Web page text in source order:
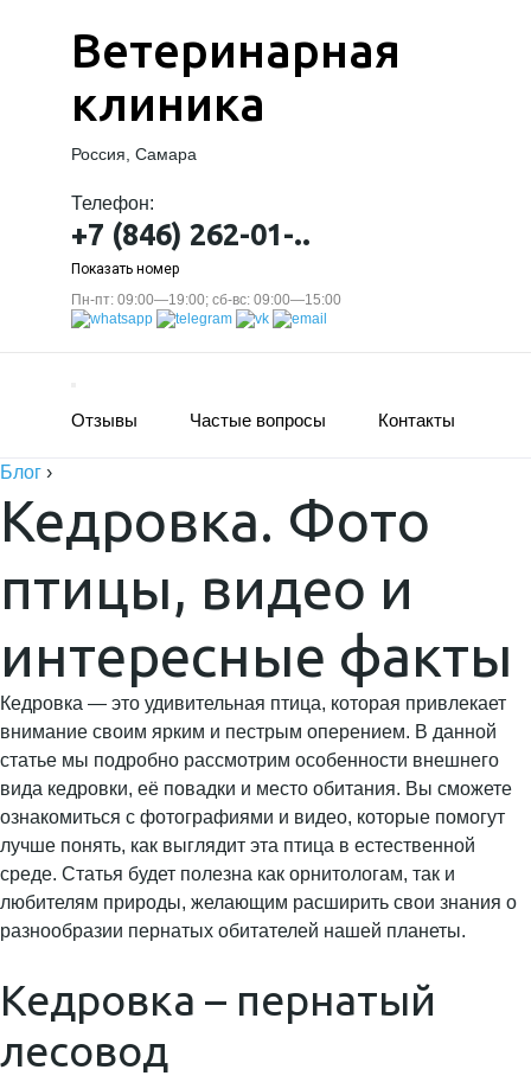
Ветеринарная
клиника
Россия, Самара
Телефон:
+7 (846) 262-01-..
Показать номер
Пн-пт: 09:00—19:00; сб-вс: 09:00—15:00
Отзывы Частые вопросы Контакты
Блог ›
Кедровка. Фото
птицы, видео и
интересные факты
Кедровка — это удивительная птица, которая привлекает
внимание своим ярким и пестрым оперением. В данной
статье мы подробно рассмотрим особенности внешнего
вида кедровки, её повадки и место обитания. Вы сможете
ознакомиться с фотографиями и видео, которые помогут
лучше понять, как выглядит эта птица в естественной
среде. Статья будет полезна как орнитологам, так и
любителям природы, желающим расширить свои знания о
разнообразии пернатых обитателей нашей планеты.
Кедровка – пернатый
лесовод